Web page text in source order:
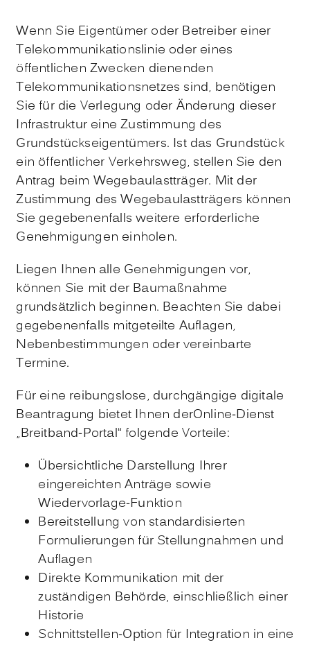
Wenn Sie Eigentümer oder Betreiber einer
Telekommunikationslinie oder eines
öffentlichen Zwecken dienenden
Telekommunikationsnetzes sind, benötigen
Sie für die Verlegung oder Änderung dieser
Infrastruktur eine Zustimmung des
Grundstückseigentümers. Ist das Grundstück
ein öffentlicher Verkehrsweg, stellen Sie den
Antrag beim Wegebaulastträger. Mit der
Zustimmung des Wegebaulastträgers können
Sie gegebenenfalls weitere erforderliche
Genehmigungen einholen.
Liegen Ihnen alle Genehmigungen vor,
können Sie mit der Baumaßnahme
grundsätzlich beginnen. Beachten Sie dabei
gegebenenfalls mitgeteilte Auflagen,
Nebenbestimmungen oder vereinbarte
Termine.
Für eine reibungslose, durchgängige digitale
Beantragung bietet Ihnen derOnline-Dienst
„Breitband-Portal“ folgende Vorteile:
Übersichtliche Darstellung Ihrer
eingereichten Anträge sowie
Wiedervorlage-Funktion
Bereitstellung von standardisierten
Formulierungen für Stellungnahmen und
Auflagen
Direkte Kommunikation mit der
zuständigen Behörde, einschließlich einer
Historie
Schnittstellen-Option für Integration in eine